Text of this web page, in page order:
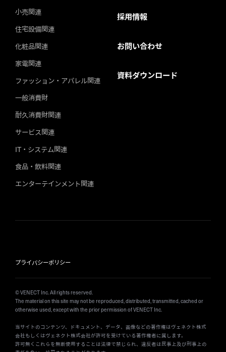
小売関連
住宅設備関連
化粧品関連
家電関連
ファッション・アパレル関連
一般消費財
耐久消費財関連
サービス関連
IT・システム関連
食品・飲料関連
エンターテインメント関連
採用情報
お問い合わせ
資料ダウンロード
プライバシーポリシー
© VENECT Inc. All rights reserved.
The material on this site may not be reproduced, distributed, transmitted, cached or
otherwise used, except with the prior permission of VENECT Inc.
当サイトのコンテンツ、ドキュメント、データ、画像などの著作権はヴェネクト株式
会社もしくはヴェネクト株式会社が許可を受けている著作権者に属します。
許可無くこれらを無断使用することは法律で禁じられ、違反者は民事上及び刑事上の